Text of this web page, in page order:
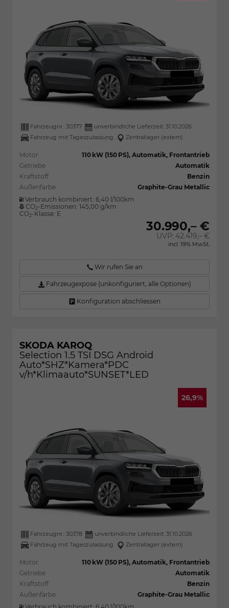
Fahrzeugnr.: 30377 unverbindliche Lieferzeit: 31.10.2026
Fahrzeug mit Tageszulassung
Zentrallager (extern)
Motor
110 kW (150 PS), Automatik, Frontantrieb
Getriebe
Automatik
Kraftstoff
Benzin
Außenfarbe
Graphite-Grau Metallic
Verbrauch kombiniert: 6,40 l/100km
CO2-Emissionen: 145,00 g/km
CO2-Klasse: E
30.990,– €
UVP: 42.419,– €
incl. 19% MwSt.
Wir rufen Sie an
Fahrzeugexpose (unkonfiguriert, alle Optionen)
Konfiguration abschliessen
SKODA KAROQ
Selection 1.5 TSI DSG Android
Auto*SHZ*Kamera*PDC
v/h*Klimaauto*SUNSET*LED
26,9%
Fahrzeugnr.: 30378 unverbindliche Lieferzeit: 31.10.2026
Fahrzeug mit Tageszulassung
Zentrallager (extern)
Motor
110 kW (150 PS), Automatik, Frontantrieb
Getriebe
Automatik
Kraftstoff
Benzin
Außenfarbe
Graphite-Grau Metallic